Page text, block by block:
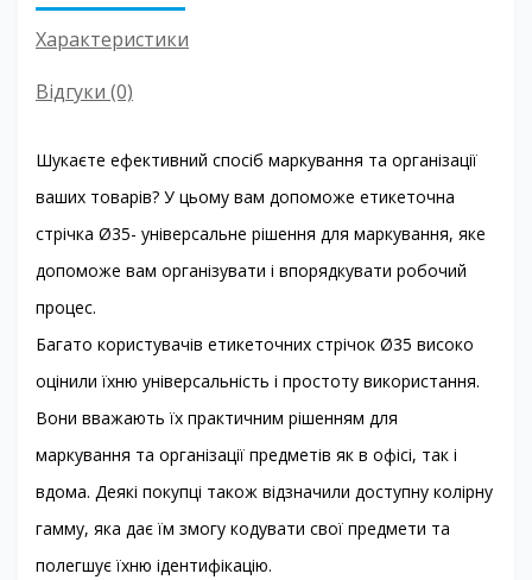
Характеристики
Відгуки (0)
Шукаєте ефективний спосіб маркування та організації
ваших товарів? У цьому вам допоможе етикеточна
стрічка Ø35- універсальне рішення для маркування, яке
допоможе вам організувати і впорядкувати робочий
процес.
Багато користувачів етикеточних стрічок Ø35 високо
оцінили їхню універсальність і простоту використання.
Вони вважають їх практичним рішенням для
маркування та організації предметів як в офісі, так і
вдома. Деякі покупці також відзначили доступну колірну
гамму, яка дає їм змогу кодувати свої предмети та
полегшує їхню ідентифікацію.